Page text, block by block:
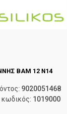
ΒΑΜ 12 Ν14
9020051468
κωδικός: 1019000